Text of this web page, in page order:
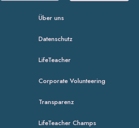
Über uns
Datenschutz
LifeTeacher
Corporate Volunteering
Transparenz
LifeTeacher Champs